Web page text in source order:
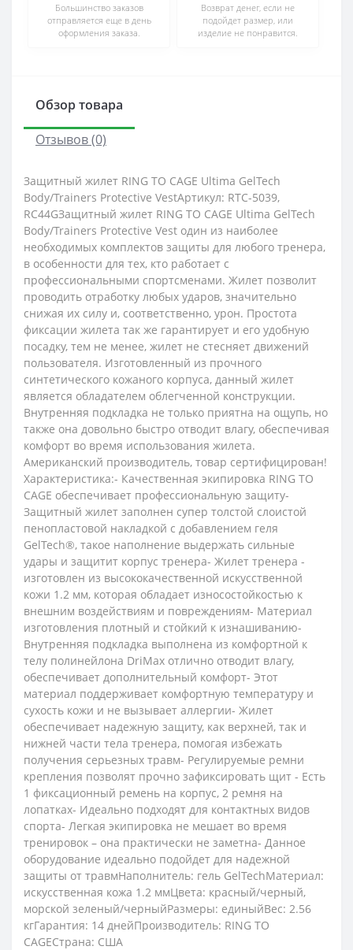
Большинство заказов
отправляется еще в день
оформления заказа.
Возврат денег, если не
подойдет размер, или
изделие не понравится.
Обзор товара
Отзывов (0)
Защитный жилет RING TO CAGE Ultima GelTech
Body/Trainers Protective VestАртикул: RTC-5039,
RC44GЗащитный жилет RING TO CAGE Ultima GelTech
Body/Trainers Protective Vest один из наиболее
необходимых комплектов защиты для любого тренера,
в особенности для тех, кто работает с
профессиональными спортсменами. Жилет позволит
проводить отработку любых ударов, значительно
снижая их силу и, соответственно, урон. Простота
фиксации жилета так же гарантирует и его удобную
посадку, тем не менее, жилет не стесняет движений
пользователя. Изготовленный из прочного
синтетического кожаного корпуса, данный жилет
является обладателем облегченной конструкции.
Внутренняя подкладка не только приятна на ощупь, но
также она довольно быстро отводит влагу, обеспечивая
комфорт во время использования жилета.
Американский производитель, товар сертифицирован!
Характеристика:- Качественная экипировка RING TO
CAGE обеспечивает профессиональную защиту-
Защитный жилет заполнен супер толстой слоистой
пенопластовой накладкой с добавлением геля
GelTech®, такое наполнение выдержать сильные
удары и защитит корпус тренера- Жилет тренера -
изготовлен из высококачественной искусственной
кожи 1.2 мм, которая обладает износостойкостью к
внешним воздействиям и повреждениям- Материал
изготовления плотный и стойкий к изнашиванию-
Внутренняя подкладка выполнена из комфортной к
телу полинейлона DriMax отлично отводит влагу,
обеспечивает дополнительный комфорт- Этот
материал поддерживает комфортную температуру и
сухость кожи и не вызывает аллергии- Жилет
обеспечивает надежную защиту, как верхней, так и
нижней части тела тренера, помогая избежать
получения серьезных травм- Регулируемые ремни
крепления позволят прочно зафиксировать щит - Есть
1 фиксационный ремень на корпус, 2 ремня на
лопатках- Идеально подходят для контактных видов
спорта- Легкая экипировка не мешает во время
тренировок – она практически не заметна- Данное
оборудование идеально подойдет для надежной
защиты от травмНаполнитель: гель GelTechМатериал:
искусственная кожа 1.2 ммЦвета: красный/черный,
морской зеленый/черныйРазмеры: единыйВес: 2.56
кгГарантия: 14 днейПроизводитель: RING TO
CAGEСтрана: США